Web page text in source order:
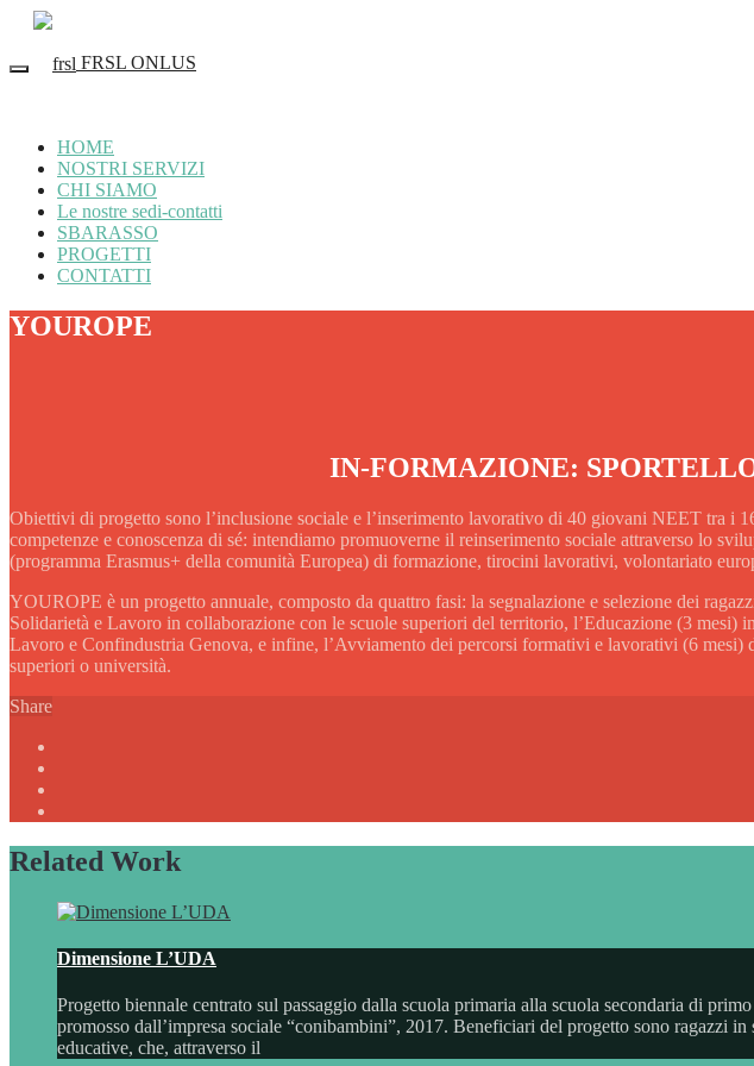
FRSL ONLUS
HOME
NOSTRI SERVIZI
CHI SIAMO
Le nostre sedi-contatti
SBARASSO
PROGETTI
CONTATTI
YOUROPE
IN-FORMAZIONE:
Obiettivi di progetto sono l’inclusione sociale e l’inserimento lavorativo di 40 giovani NEET tra
competenze e conoscenza di sé: intendiamo promuoverne il reinserimento sociale attraverso lo
(programma Erasmus+ della comunità Europea) di formazione, tirocini lavorativi, volontariato
YOUROPE è un progetto annuale, composto da quattro fasi: la segnalazione e selezione dei
Solidarietà e Lavoro in collaborazione con le scuole superiori del territorio, l’Educazione (3 mesi)
Lavoro e Confindustria Genova, e infine, l’Avviamento dei percorsi formativi e lavorativi (6
superiori o università.
Share
Related Work
Dimensione L’UDA
Progetto biennale centrato sul passaggio dalla scuola primaria alla scuola secondaria di
promosso dall’impresa sociale “conibambini”, 2017. Beneficiari del progetto sono ragazzi
educative, che, attraverso il